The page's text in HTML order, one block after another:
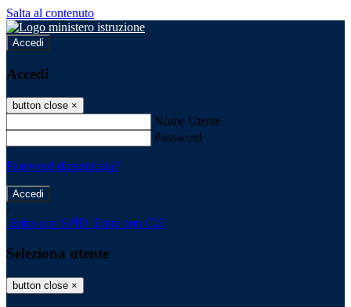
Salta al contenuto
Accedi
Accedi
button close ×
Nome Utente
Password
Password dimenticata?
-
Entra con SPID Entra con CIE
Seleziona utente
button close ×